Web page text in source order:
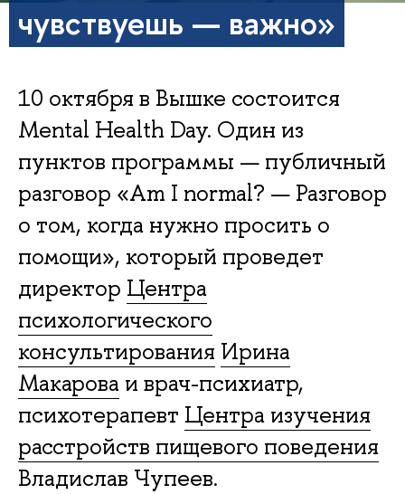
чувствуешь — важно»
10 октября в Вышке состоится
Mental Health Day. Один из
пунктов программы — публичный
разговор «Am I normal? — Разговор
о том, когда нужно просить о
помощи», который проведет
директор Центра
психологического
консультирования Ирина
Макарова и врач-психиатр,
психотерапевт Центра изучения
расстройств пищевого поведения
Владислав Чупеев.